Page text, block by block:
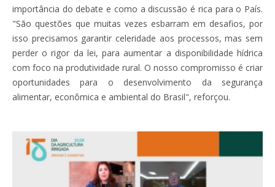
importância do debate e como a discussão é rica para o País.
"São questões que muitas vezes esbarram em desafios, por
isso precisamos garantir celeridade aos processos, mas sem
perder o rigor da lei, para aumentar a disponibilidade hídrica
com foco na produtividade rural. O nosso compromisso é criar
oportunidades para o desenvolvimento da segurança
alimentar, econômica e ambiental do Brasil", reforçou.